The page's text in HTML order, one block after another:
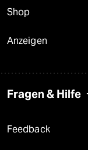
Shop
Anzeigen
Fragen & Hilfe
Feedback